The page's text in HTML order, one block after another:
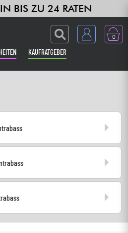
BIS ZU 24 RATEN
0
KAUFRATGEBER